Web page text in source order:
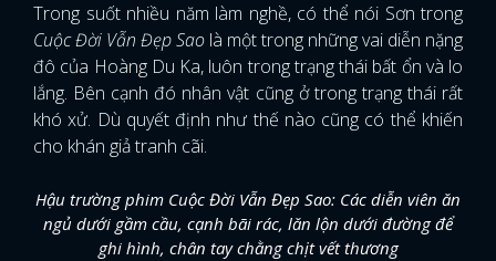
Trong suốt nhiều năm làm nghề, có thể nói Sơn trong
Cuộc Đời Vẫn Đẹp Sao là một trong những vai diễn nặng
đô của Hoàng Du Ka, luôn trong trạng thái bất ổn và lo
lắng. Bên cạnh đó nhân vật cũng ở trong trạng thái rất
khó xử. Dù quyết định như thế nào cũng có thể khiến
cho khán giả tranh cãi.
Hậu trường phim Cuộc Đời Vẫn Đẹp Sao: Các diễn viên ăn
ngủ dưới gầm cầu, cạnh bãi rác, lăn lộn dưới đường để
ghi hình, chân tay chằng chịt vết thương